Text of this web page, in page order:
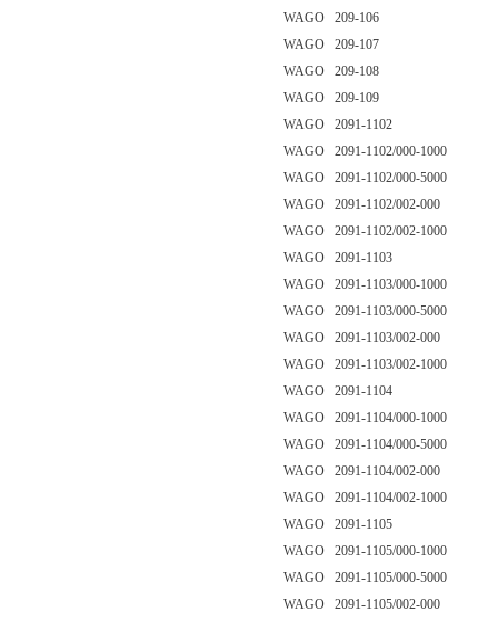
WAGO 209-106
WAGO 209-107
WAGO 209-108
WAGO 209-109
WAGO 2091-1102
WAGO 2091-1102/000-1000
WAGO 2091-1102/000-5000
WAGO 2091-1102/002-000
WAGO 2091-1102/002-1000
WAGO 2091-1103
WAGO 2091-1103/000-1000
WAGO 2091-1103/000-5000
WAGO 2091-1103/002-000
WAGO 2091-1103/002-1000
WAGO 2091-1104
WAGO 2091-1104/000-1000
WAGO 2091-1104/000-5000
WAGO 2091-1104/002-000
WAGO 2091-1104/002-1000
WAGO 2091-1105
WAGO 2091-1105/000-1000
WAGO 2091-1105/000-5000
WAGO 2091-1105/002-000